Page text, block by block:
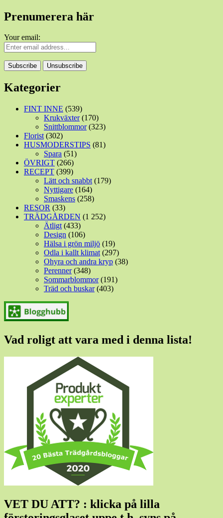
Prenumerera här
Your email:
Kategorier
FINT INNE (539)
Krukväxter(170)
Snittblommor(323)
Florist (302)
HUSMODERSTIPS (81)
Spara (51)
ÖVRIGT (266)
RECEPT (399)
Lätt och snabbt (179)
Nyttigare (164)
Smaskens (258)
RESOR (33)
TRÄDGÅRDEN (1 252)
Ätligt (433)
Design (106)
Hälsa i grön miljö (19)
Odla i kallt klimat (297)
Ohyra och andra kryp (38)
Perenner(348)
Sommarblommor(191)
Träd och buskar(403)
Vad roligt att vara med i denna lista!
VET DU ATT? : klicka på lilla